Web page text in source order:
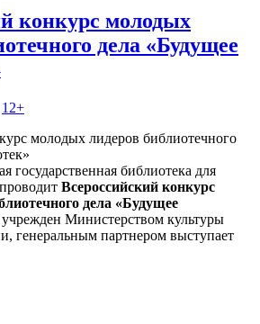
конкурс молодых
дела «Будущее
12+
государственная библиотека для
Всероссийский конкурс
дела «Будущее
Министерством культуры
генеральным партнером выступает